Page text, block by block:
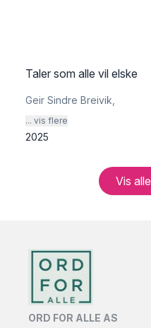
Taler som alle vil elske
Geir Sindre Breivik
... vis flere
2025
Vis alle
ORD FOR ALLE AS